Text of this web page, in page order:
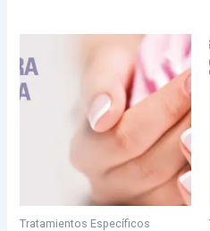
Tratamientos Específicos